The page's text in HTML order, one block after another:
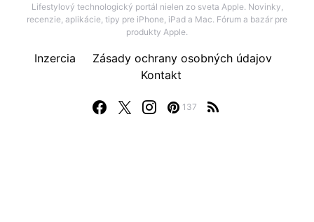
Lifestylový technologický portál nielen zo sveta Apple. Novinky,
recenzie, aplikácie, tipy pre iPhone, iPad a Mac. Fórum a bazár pre
produkty Apple.
137
Inzercia
Zásady ochrany osobných údajov
Kontakt